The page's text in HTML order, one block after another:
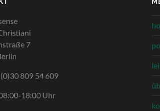
7
809 54 609
18:00 Uhr